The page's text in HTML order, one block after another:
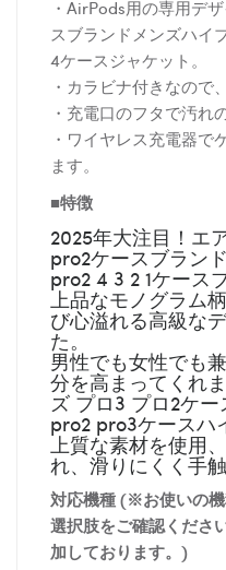
・AirPods用の専用デ
スブランドメンズハイ
4ケースジャケット。
・カラビナ付きなので
・充電口のフタで汚れ
・ワイヤレス充電器で
ます。
■特徴
2025年大注目！エ
pro2ケースブラン
pro2 4 3 2 1ケース
上品なモノグラム
び心溢れる高級な
た。
男性でも女性でも
分を高まってくれ
ズ プロ3 プロ2ケ
pro2 pro3ケースハ
上質な素材を使用
れ、滑りにくく手
対応機種 (※お使いの
選択肢をご確認くださ
加しております。)